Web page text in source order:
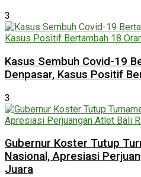
3
Kasus Sembuh Covid-19
Denpasar, Kasus Positif
3
Gubernur Koster Tutup
Nasional, Apresiasi
Juara